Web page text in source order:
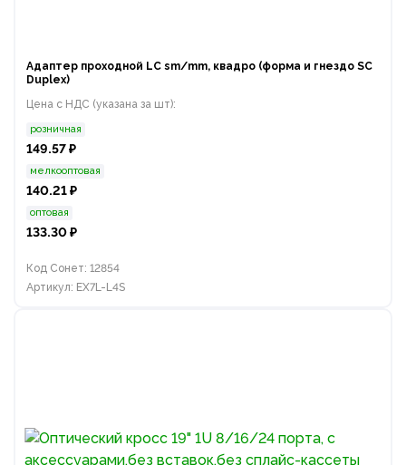
Адаптер проходной LС sm/mm, квадро (форма и гнездо SC
Duplex)
Цена с НДС (указана за шт):
розничная
149.57 ₽
мелкооптовая
140.21 ₽
оптовая
133.30 ₽
Код Сонет: 12854
Артикул: EX7L-L4S